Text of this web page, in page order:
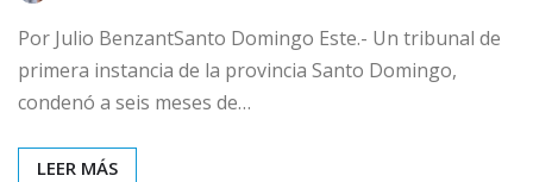
Por Julio BenzantSanto Domingo Este.- Un tribunal de
primera instancia de la provincia Santo Domingo,
condenó a seis meses de…
LEER MÁS